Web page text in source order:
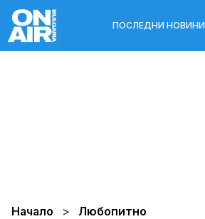
ПОСЛЕДНИ НОВИНИ
Начало Любопитно